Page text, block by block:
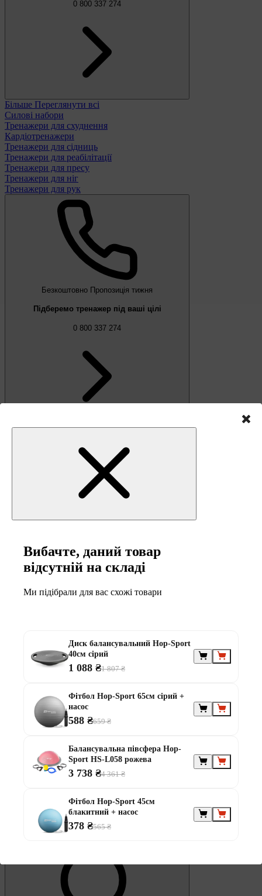
0 800 337 274
Більше Переглянути всі
Силові набори
Тренажери для схуднення
Кардіотренажери
Тренажери для сідниць
Тренажери для реабілітації
Тренажери для пресу
Тренажери для ніг
Тренажери для рук
Безкоштовно Пропозиція тижня
Підберемо тренажер під ваші цілі
0 800 337 274
Вибачте, даний товар
відсутній на складі
Ми підібрали для вас схожі товари
Диск балансувальний Hop-Sport
40см сірий
1 088 ₴1 807 ₴
Фітбол Hop-Sport 65см сірий +
насос
588 ₴659 ₴
Балансувальна півсфера Hop-
Sport HS-L058 рожева
3 738 ₴4 361 ₴
Фітбол Hop-Sport 45см
блакитний + насос
378 ₴565 ₴